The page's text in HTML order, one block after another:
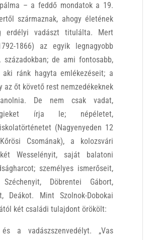
– a feddő mondatok a 19.
származnak, ahogy életének
erdélyi vadászt titulálta. Mert
1866) az egyik legnagyobb
de ami fontosabb,
ránk hagyta emlékezéseit; a
az őt követő rest nemzedékeknek
De nem csak vadat,
írja le; népéletet,
(Nagyenyeden 12
Csomának), a kolozsvári
Wesselényit, saját balatoni
személyes ismerőseit,
Döbrentei Gábort,
Deákot. Mint Szolnok-Dobokai
két családi tulajdont örökölt:
a vadászszenvedélyt. „Vas